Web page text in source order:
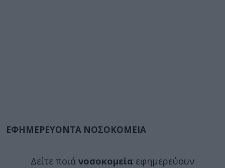
ΕΦΗΜΕΡΕΥΟΝΤΑ ΝΟΣΟΚΟΜΕΙΑ
Δείτε ποιά νοσοκομεία εφημερεύουν